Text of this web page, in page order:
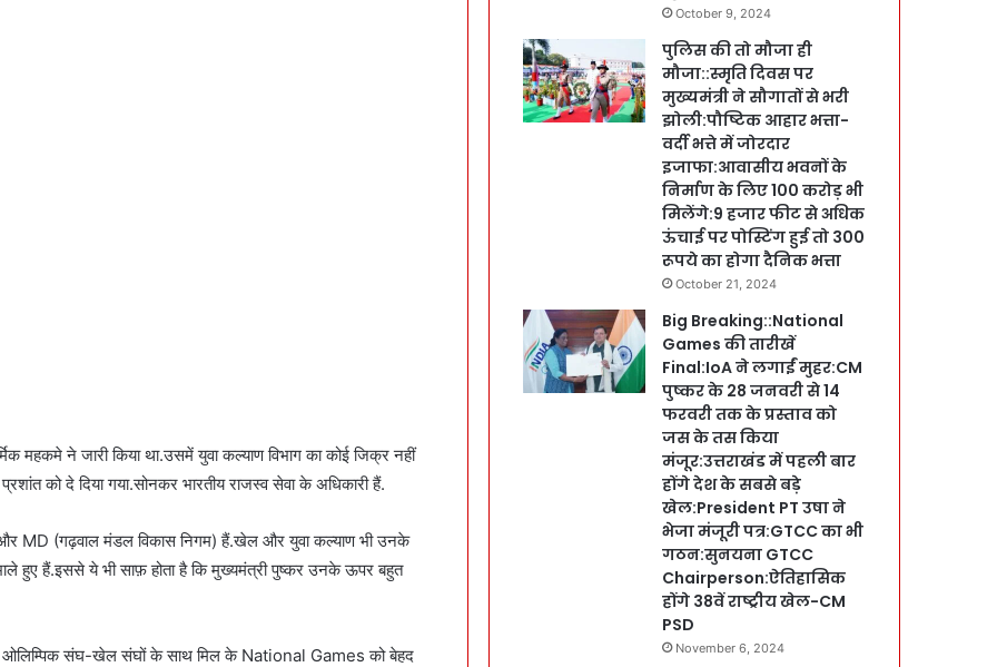
ने जारी किया था.उसमें युवा कल्याण विभाग का कोई जिक्र नहीं
को दे दिया गया.सोनकर भारतीय राजस्व सेवा के अधिकारी हैं.
MD (गढ़वाल मंडल विकास निगम) हैं.खेल और युवा कल्याण भी उनके
हुए हैं.इससे ये भी साफ़ होता है कि मुख्यमंत्री पुष्कर उनके ऊपर बहुत
ओलिम्पिक संघ-खेल संघों के साथ मिल के National Games को बेहद
October 9, 2024
पुलिस की तो मौजा ही
मौजा::स्मृति दिवस पर
मुख्यमंत्री ने सौगातों से भरी
झोली:पौष्टिक आहार भत्ता-
वर्दी भत्ते में जोरदार
इजाफा:आवासीय भवनों के
निर्माण के लिए 100 करोड़ भी
मिलेंगे:9 हजार फीट से अधिक
ऊंचाई पर पोस्टिंग हुई तो 300
रूपये का होगा दैनिक भत्ता
October 21, 2024
Big Breaking::National
Games की तारीखें
Final:IoA ने लगाईं मुहर:CM
पुष्कर के 28 जनवरी से 14
फरवरी तक के प्रस्ताव को
जस के तस किया
मंजूर:उत्तराखंड में पहली बार
होंगे देश के सबसे बड़े
खेल:President PT उषा ने
भेजा मंजूरी पत्र:GTCC का भी
गठन:सुनयना GTCC
Chairperson:ऐतिहासिक
होंगे 38वें राष्ट्रीय खेल-CM
PSD
November 6, 2024